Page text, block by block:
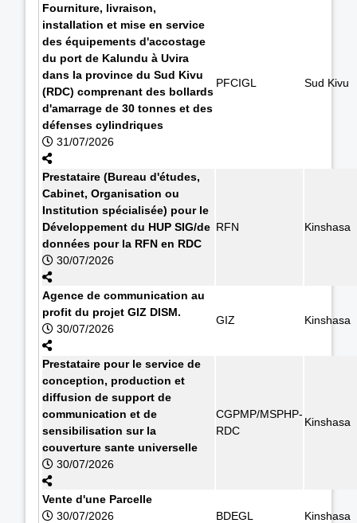
Fourniture, livraison,
installation et mise en service
des équipements d'accostage
du port de Kalundu à Uvira
dans la province du Sud Kivu
(RDC) comprenant des bollards
d'amarrage de 30 tonnes et des
défenses cylindriques
31/07/2026
PFCIGL Sud Kivu
Prestataire (Bureau d'études,
Cabinet, Organisation ou
Institution spécialisée) pour le
Développement du HUP SIG/de
données pour la RFN en RDC
30/07/2026
RFN Kinshasa
Agence de communication au
profit du projet GIZ DISM.
30/07/2026
GIZ Kinshasa
Prestataire pour le service de
conception, production et
diffusion de support de
communication et de
sensibilisation sur la
couverture sante universelle
30/07/2026
CGPMP/MSPHP-
RDC
Kinshasa
Vente d'une Parcelle
30/07/2026
BDEGL Kinshasa